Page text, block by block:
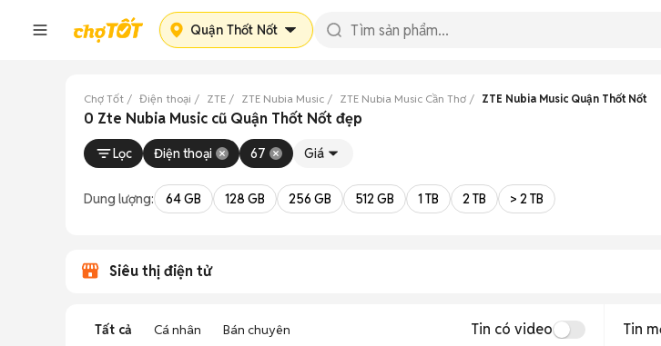
Quận Thốt Nốt
Chợ Tốt Điện thoại ZTE ZTE Nubia Music ZTE Nubia Music Cần Thơ ZTE Nubia Music Quận Thốt Nốt
0 Zte Nubia Music cũ Quận Thốt Nốt đẹp
Lọc Điện thoại 67 Giá
Dung lượng: 64 GB 128 GB 256 GB 512 GB 1 TB 2 TB > 2 TB
Siêu thị điện tử
Tất cả Cá nhân Bán chuyên Tin có video Tin